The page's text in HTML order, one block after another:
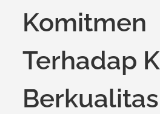
Komitmen
Terhadap
Berkualitas